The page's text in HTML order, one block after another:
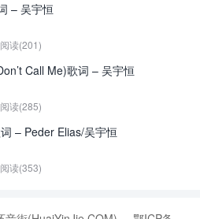
– 吴宇恒
阅读(201)
Call Me)歌词 – 吴宇恒
阅读(285)
– Peder Elias/吴宇恒
阅读(353)